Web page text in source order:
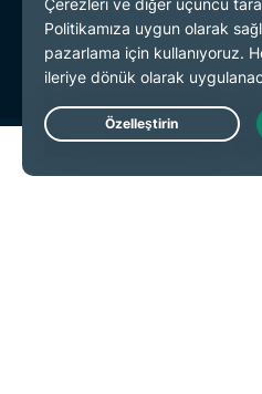
Hizmet Koşulları
Çerez Tercihleri